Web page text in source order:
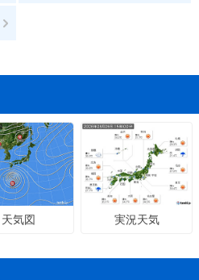
天気図 実況天気